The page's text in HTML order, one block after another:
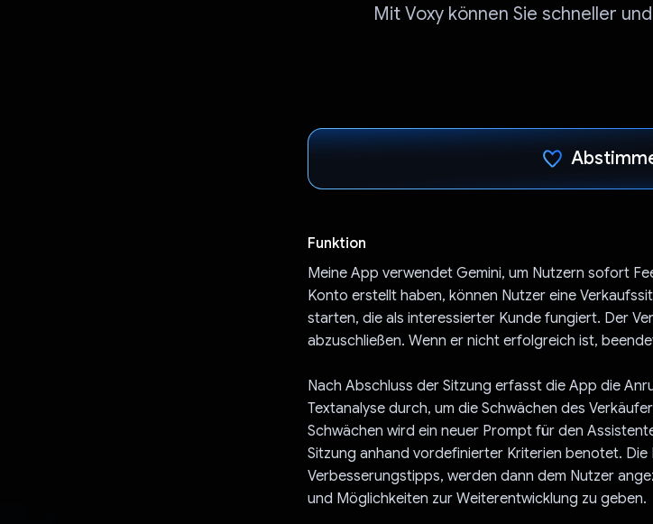
Mit Voxy können Sie schneller
Funktion
Meine App verwendet Gemini, um Nutzern sofort
Konto erstellt haben, können Nutzer eine
starten, die als interessierter Kunde fungiert. Der
abzuschließen. Wenn er nicht erfolgreich ist,
Nach Abschluss der Sitzung erfasst die App die
Textanalyse durch, um die Schwächen des
Schwächen wird ein neuer Prompt für den
Sitzung anhand vordefinierter Kriterien benotet. Die
Verbesserungstipps, werden dann dem Nutzer
und Möglichkeiten zur Weiterentwicklung zu geben.